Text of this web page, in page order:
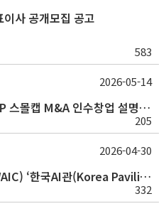
사 공개모집 공고
583
[디유파트너스] 『SBA X DUP 스몰캡 M&A 인수창업 설명회』 ( 5/21, 목요일)
205
2026-05-14
2026년 세계인공지능대회(WAIC) ‘한국AI관(Korea Pavilion)’ 모집
332
2026-04-30